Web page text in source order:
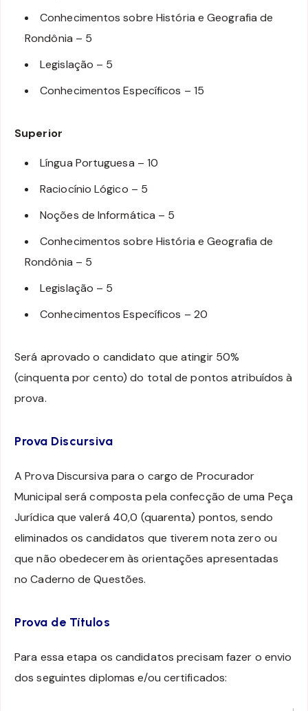
Conhecimentos sobre História e Geografia de
Rondônia – 5
Legislação – 5
Conhecimentos Específicos – 15
Superior
Língua Portuguesa – 10
Raciocínio Lógico – 5
Noções de Informática – 5
Conhecimentos sobre História e Geografia de
Rondônia – 5
Legislação – 5
Conhecimentos Específicos – 20
Será aprovado o candidato que atingir 50%
(cinquenta por cento) do total de pontos atribuídos à
prova.
Prova Discursiva
A Prova Discursiva para o cargo de Procurador
Municipal será composta pela confecção de uma Peça
Jurídica que valerá 40,0 (quarenta) pontos, sendo
eliminados os candidatos que tiverem nota zero ou
que não obedecerem às orientações apresentadas
no Caderno de Questões.
Prova de Títulos
Para essa etapa os candidatos precisam fazer o envio
dos seguintes diplomas e/ou certificados: